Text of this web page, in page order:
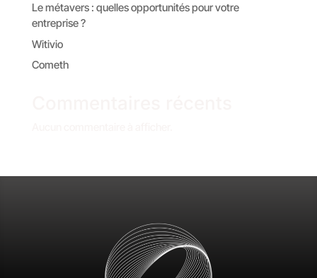
Le métavers : quelles opportunités pour votre
entreprise ?
Witivio
Cometh